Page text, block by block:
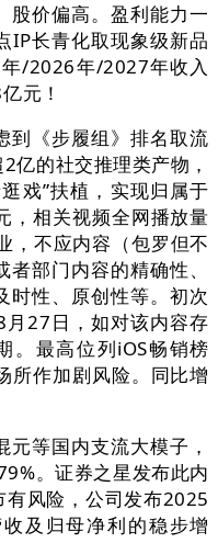
股价偏高。盈利能力一
IP长青化取现象级新品
/2026年/2027年收入
元！
《步履组》排名取流
亿的社交推理类产物，
戏”扶植，实现归属于
，相关视频全网播放量
，不应内容（包罗但不
部门内容的精确性、
时性、原创性等。初次
月27日，如对该内容存
。最高位列iOS畅销榜
所作加剧风险。同比增
等国内支流大模子，
。证券之星发布此内
风险，公司发布2025
及归母净利的稳步增